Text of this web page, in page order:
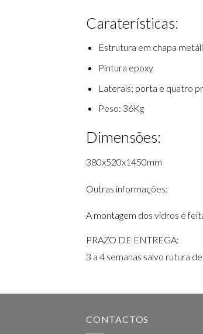
Caraterísticas:
Estrutura em chapa
Pintura epoxy
Laterais; porta e quatro
Peso: 36Kg
Dimensões:
380x520x1450mm
Outras informações:
A montagem dos vidros é
PRAZO DE ENTREGA:
3 a 4 semanas salvo rutura
CONTACTOS